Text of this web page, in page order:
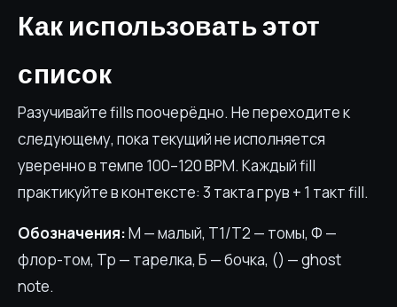
Как использовать этот
список
Разучивайте fills поочерёдно. Не переходите к
следующему, пока текущий не исполняется
уверенно в темпе 100–120 BPM. Каждый fill
практикуйте в контексте: 3 такта грув + 1 такт fill.
Обозначения:М — малый, Т1/Т2 — томы, Ф —
флор-том, Тр — тарелка, Б — бочка, () — ghost
note.